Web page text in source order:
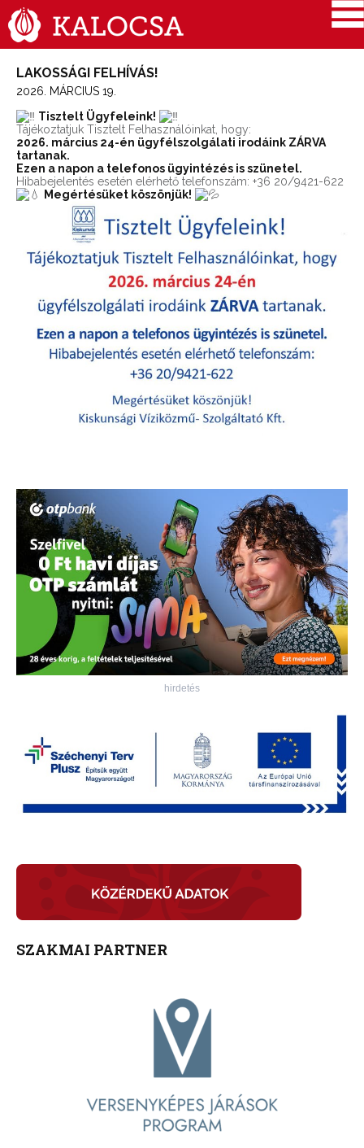
LAKOSSÁGI FELHÍVÁS!
2026. MÁRCIUS 19.
Tisztelt Ügyfeleink!
Tájékoztatjuk Tisztelt Felhasználóinkat, hogy:
2026. március 24-én ügyfélszolgálati irodáink ZÁRVA
tartanak.
Ezen a napon a telefonos ügyintézés is szünetel.
Hibabejelentés esetén elérhető telefonszám: +36 20/9421-622
Megértésüket köszönjük!
hirdetés
SZAKMAI PARTNER